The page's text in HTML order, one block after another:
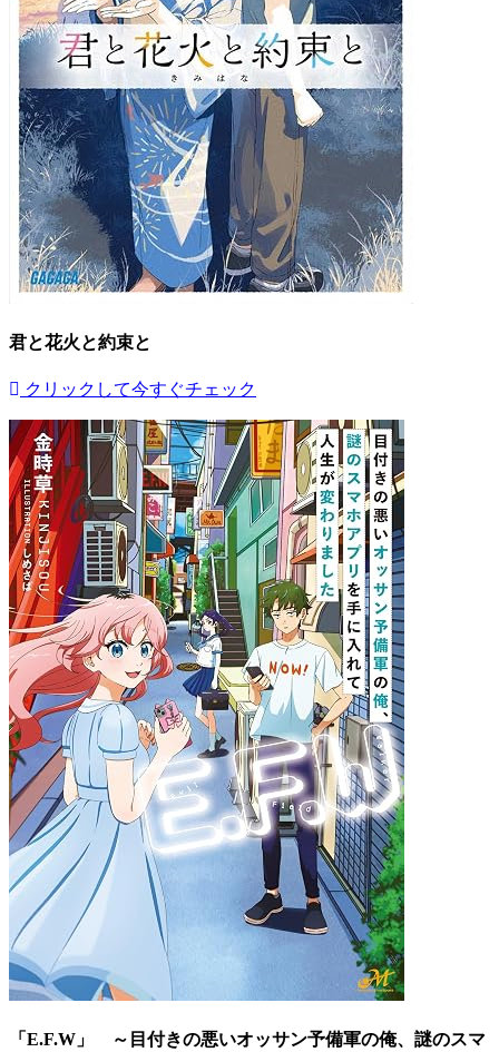
君と花火と約束と
クリックして今すぐチェック
「E.F.W」 ～目付きの悪いオッサン予備軍の俺、謎のスマ